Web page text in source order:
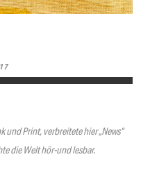
und Print, verbreitete hier „News“
die Welt hör-und lesbar.